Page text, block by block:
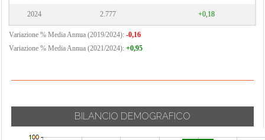
2024 2.777 +0,18
Variazione % Media Annua (2019/2024): -0,16
Variazione % Media Annua (2021/2024): +0,95
BILANCIO DEMOGRAFICO